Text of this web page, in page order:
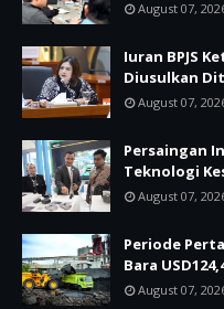
August 07,
Iuran BPJS
Diusulkan
August 07,
Persaingan
Teknologi
August 07,
Periode
Bara
August 07,